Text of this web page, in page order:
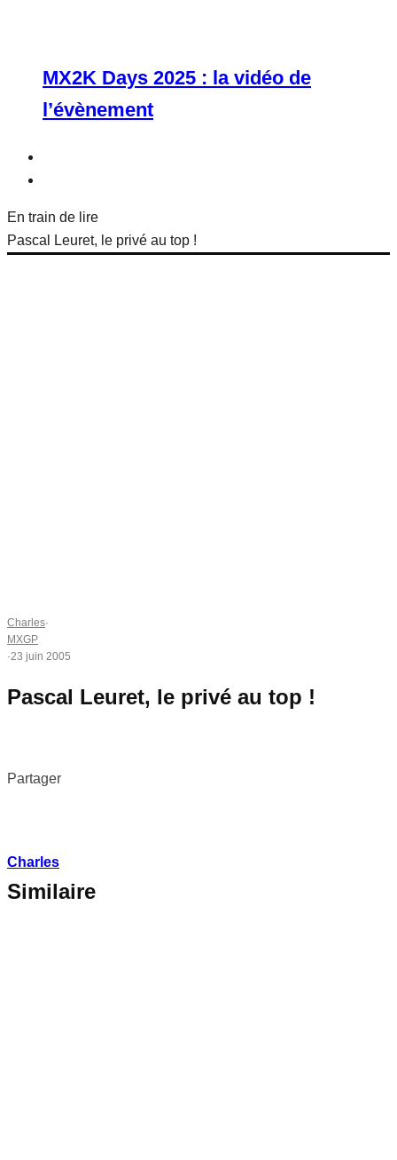
MX2K Days 2025 : la vidéo de
l’évènement
En train de lire
Pascal Leuret, le privé au top !
Charles·
MXGP
·23 juin 2005
Pascal Leuret, le privé au top !
Partager
Charles
Similaire